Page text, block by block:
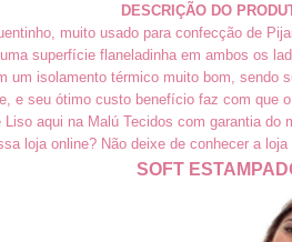
DESCRIÇÃO DO
muito usado para confecção de
superfície flaneladinha em ambos os
um isolamento térmico muito bom, sendo
e seu ótimo custo benefício faz com que
aqui na Malú Tecidos com garantia do
loja online? Não deixe de conhecer a
SOFT